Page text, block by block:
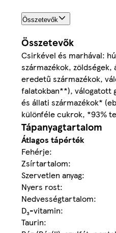
Összetevők
Összetevők
Csirkével és marhával:
származékok,
eredetű származékok,
falatokban**), válogatott
és állati származékok*
különféle cukrok, *93%
Tápanyagtartalom
Átlagos tápérték
Fehérje:
Zsírtartalom:
Szervetlen anyag:
Nyers rost:
Nedvességtartalom:
D₃-vitamin:
Taurin: